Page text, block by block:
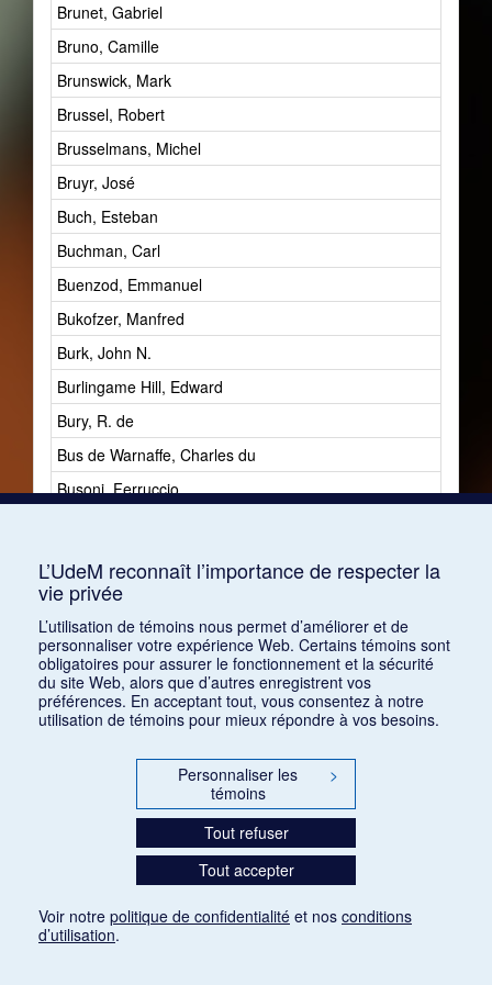
Brunet, Gabriel
Bruno, Camille
Brunswick, Mark
Brussel, Robert
Brusselmans, Michel
Bruyr, José
Buch, Esteban
Buchman, Carl
Buenzod, Emmanuel
Bukofzer, Manfred
Burk, John N.
Burlingame Hill, Edward
Bury, R. de
Bus de Warnaffe, Charles du
Busoni, Ferruccio
Butting, Max
L’UdeM reconnaît l’importance de respecter la
vie privée
L’utilisation de témoins nous permet d’améliorer et de
personnaliser votre expérience Web. Certains témoins sont
obligatoires pour assurer le fonctionnement et la sécurité
du site Web, alors que d’autres enregistrent vos
préférences. En acceptant tout, vous consentez à notre
utilisation de témoins pour mieux répondre à vos besoins.
Personnaliser les
témoins
>
Tout refuser
Tout accepter
Voir notre politique de confidentialité et nos conditions
d’utilisation.